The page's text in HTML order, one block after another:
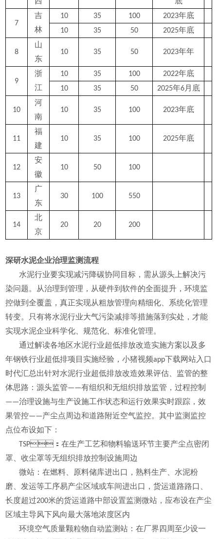
7
吉
林
10 35 100
2023年底
10
35 50 2025年底
8
山
东
10 35 50 2023年年
9
浙
江
10 35 100
2022年底
10
35 50 2025年6月底
10
河
南
10 35 100 2023年底
11
福
建
10 35 100 2025年底
12
安
徽
10 50 100
13
广
东
30 100 550
14
北
京
20 20 200
深研水泥企业治理监测流程
水泥行业要实现减污降碳协同目标，需从源头上解决污
染问题。从治理到管理，从硬件到软件的全面提升，环境监
控做到全覆盖，真正实现从粗放管理向精细化、系统化管理
转变。只有将水泥行业大气污染减排等措施落到实处，才能
实现水泥企业科学化、规范化、标准化管理。
通过解读各地区水泥行业超低排放改造实施方案以及多
年钢铁行业超低排项目实施经验，小猪视频app下载网站入口
时代汇总出针对水泥行业超低排放改造效果评估、监管的整
体思路：源头监管——有组织和无组织排放监管，过程控制
——治理设施与生产设施工作状态和运行效果实时跟踪，效
果管控——产尘点周边和道路附近空气监控。其中监测监控
点位布设如下：
TSP：在生产工艺和物料输送环节主要产尘点密闭
罩、收尘罩等无组织排放控制设施周边
微站：在燃料、原料储库进出口，熟料生产、水泥粉
磨、发运等工序易产尘区域或车间进出口，货运道路路口、
长度超过200米的货运道路中部设置监测微站，应布设在产尘
区域主导风下风向最大落地浓度区内
环境空气质量颗粒物自动监测站：在厂界四周至少设一